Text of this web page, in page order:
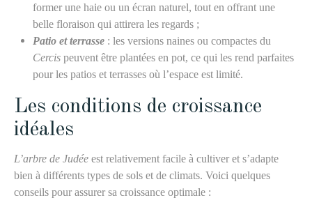
former une haie ou un écran naturel, tout en offrant une
belle floraison qui attirera les regards ;
Patio et terrasse : les versions naines ou compactes du
Cercis peuvent être plantées en pot, ce qui les rend parfaites
pour les patios et terrasses où l’espace est limité.
Les conditions de croissance
idéales
L’arbre de Judée est relativement facile à cultiver et s’adapte
bien à différents types de sols et de climats. Voici quelques
conseils pour assurer sa croissance optimale :